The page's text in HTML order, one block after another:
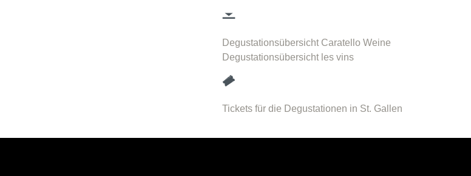
Degustationsübersicht Caratello Weine
Degustationsübersicht les vins
Tickets für die Degustationen in St. Gallen